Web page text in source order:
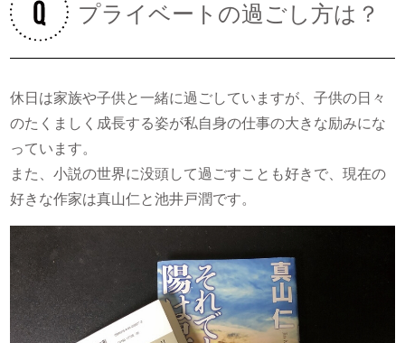
プライベートの過ごし方は？
休日は家族や子供と一緒に過ごしていますが、子供の日々
のたくましく成長する姿が私自身の仕事の大きな励みにな
っています。
また、小説の世界に没頭して過ごすことも好きで、現在の
好きな作家は真山仁と池井戸潤です。